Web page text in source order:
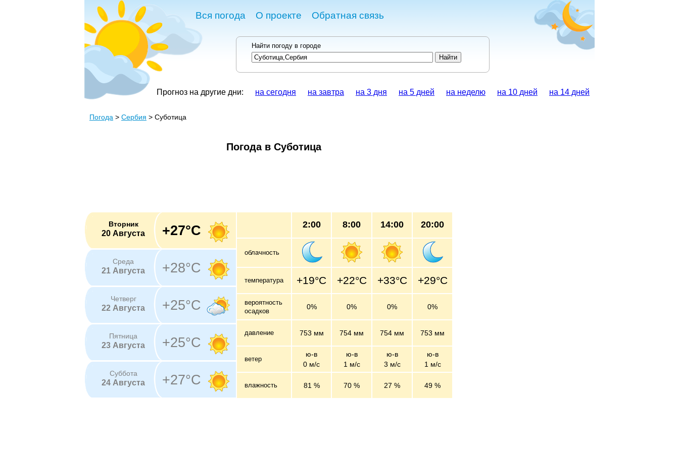
Вся погода О проекте Обратная связь
Найти погоду в городе
Прогноз на другие дни: на сегодня на завтра на 3 дня на 5 дней на неделю на 10 дней на 14 дней
Погода > Сербия > Суботица
Погода в Суботица
Вторник
20 Августа +27°C
Среда
21 Августа +28°C
Четверг
22 Августа +25°C
Пятница
23 Августа +25°C
Суббота
24 Августа +27°C
2:00 8:00 14:00 20:00
облачность
температура +19°C +22°C +33°C +29°C
вероятность
осадков
0% 0% 0% 0%
давление 753 мм 754 мм 754 мм 753 мм
ветер
ю-в
0 м/c
ю-в
1 м/c
ю-в
3 м/c
ю-в
1 м/c
влажность 81 % 70 % 27 % 49 %